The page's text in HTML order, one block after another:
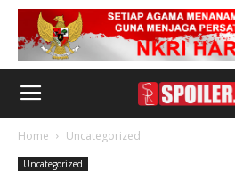
Home Uncategorized
Uncategorized